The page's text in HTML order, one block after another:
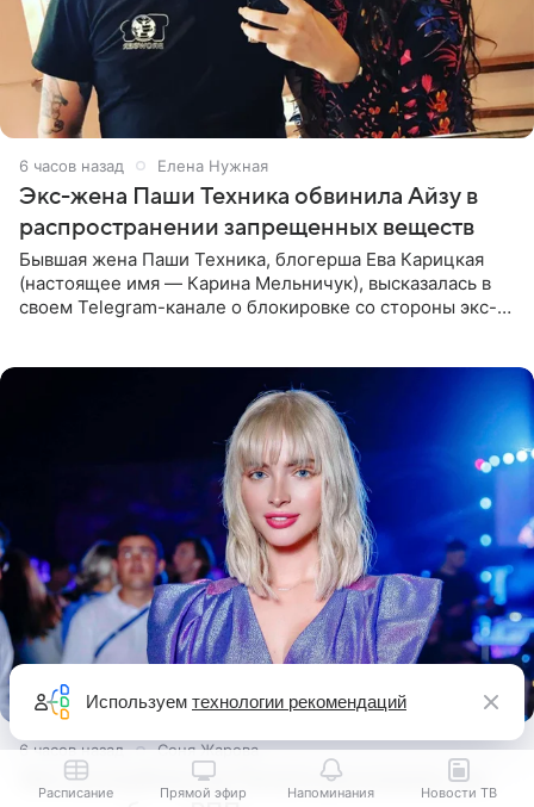
6 часов назад Елена Нужная
Экс-жена Паши Техника обвинила Айзу в
распространении запрещенных веществ
Бывшая жена Паши Техника, блогерша Ева Карицкая
(настоящее имя — Карина Мельничук), высказалась в
своем Telegram-канале о блокировке со стороны экс-
6 часов назад Соня Жарова
Экс-возлюбленная Тимати рассказала, как
Расписание Прямой эфир Напоминания Новости ТВ
Используем технологии рекомендаций